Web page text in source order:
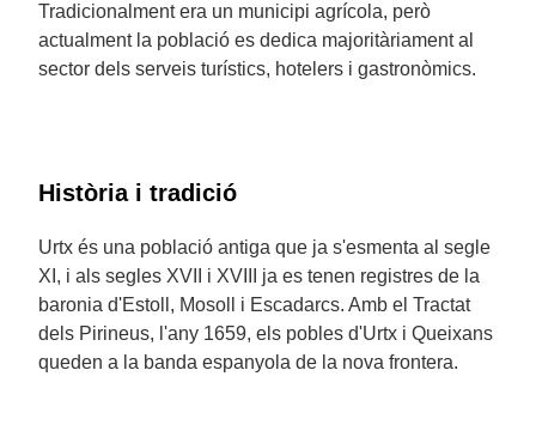
Tradicionalment era un municipi agrícola, però
actualment la població es dedica majoritàriament al
sector dels serveis turístics, hotelers i gastronòmics.
Història i tradició
Urtx és una població antiga que ja s'esmenta al segle
XI, i als segles XVII i XVIII ja es tenen registres de la
baronia d'Estoll, Mosoll i Escadarcs. Amb el Tractat
dels Pirineus, l'any 1659, els pobles d'Urtx i Queixans
queden a la banda espanyola de la nova frontera.